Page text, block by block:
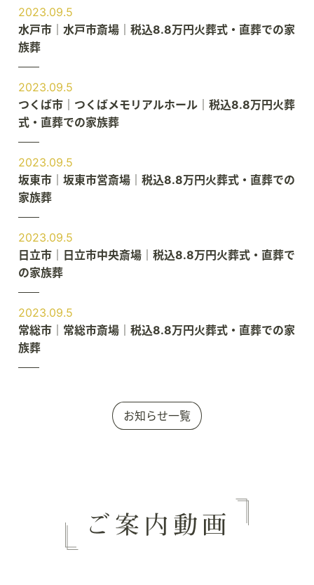
2023.09.5
水戸市｜水戸市斎場｜税込8.8万円火葬式・直葬での家
族葬
2023.09.5
つくば市｜つくばメモリアルホール｜税込8.8万円火葬
式・直葬での家族葬
2023.09.5
坂東市｜坂東市営斎場｜税込8.8万円火葬式・直葬での
家族葬
2023.09.5
日立市｜日立市中央斎場｜税込8.8万円火葬式・直葬で
の家族葬
2023.09.5
常総市｜常総市斎場｜税込8.8万円火葬式・直葬での家
族葬
お知らせ一覧